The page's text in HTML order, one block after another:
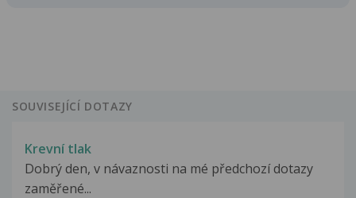
SOUVISEJÍCÍ DOTAZY
Krevní tlak
Dobrý den, v návaznosti na mé předchozí dotazy
zaměřené...